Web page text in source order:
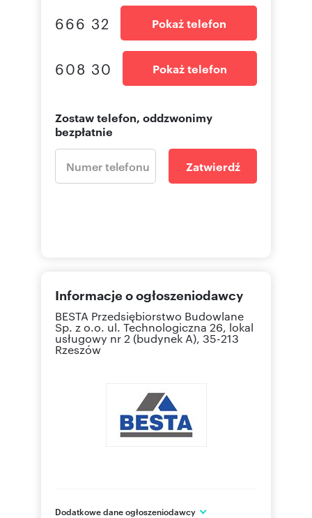
666 32 Pokaż telefon
608 30 Pokaż telefon
Zostaw telefon, oddzwonimy
bezpłatnie
Zatwierdź
Informacje o ogłoszeniodawcy
BESTA Przedsiębiorstwo Budowlane
Sp. z o.o. ul. Technologiczna 26, lokal
usługowy nr 2 (budynek A), 35-213
Rzeszów
Dodatkowe dane ogłoszeniodawcy